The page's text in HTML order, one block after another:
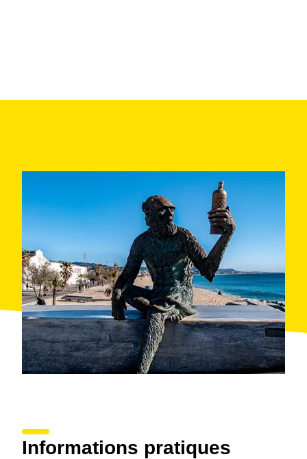
Informations pratiques